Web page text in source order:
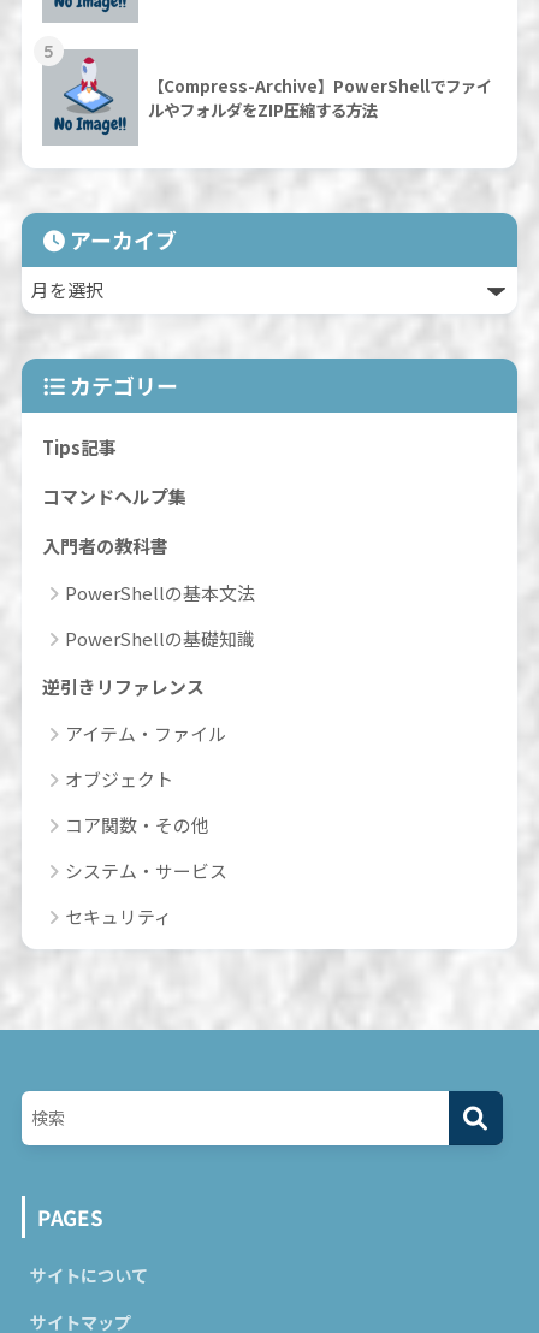
5
【Compress-Archive】PowerShellでファイ
ルやフォルダをZIP圧縮する方法
アーカイブ
カテゴリー
Tips記事
コマンドヘルプ集
入門者の教科書
PowerShellの基本文法
PowerShellの基礎知識
逆引きリファレンス
アイテム・ファイル
オブジェクト
コア関数・その他
システム・サービス
セキュリティ
PAGES
サイトについて
サイトマップ